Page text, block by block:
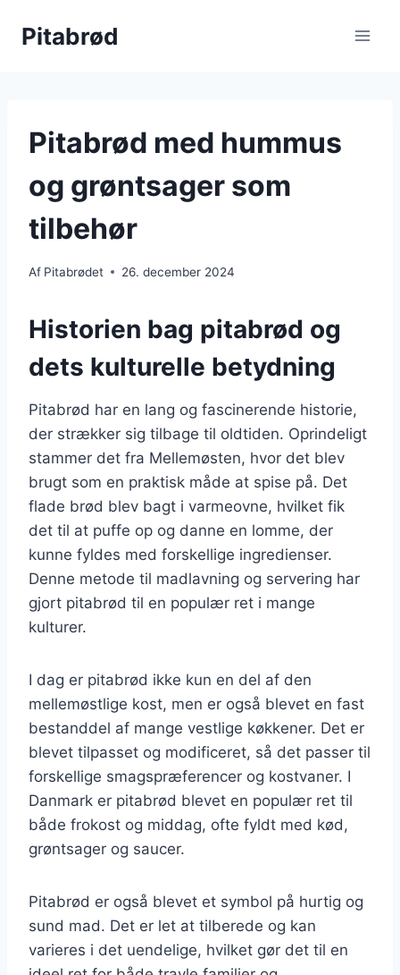
Pitabrød
Pitabrød med hummus
og grøntsager som
tilbehør
Af Pitabrødet 26. december 2024
Historien bag pitabrød og
dets kulturelle betydning
Pitabrød har en lang og fascinerende historie,
der strækker sig tilbage til oldtiden. Oprindeligt
stammer det fra Mellemøsten, hvor det blev
brugt som en praktisk måde at spise på. Det
flade brød blev bagt i varmeovne, hvilket fik
det til at puffe op og danne en lomme, der
kunne fyldes med forskellige ingredienser.
Denne metode til madlavning og servering har
gjort pitabrød til en populær ret i mange
kulturer.
I dag er pitabrød ikke kun en del af den
mellemøstlige kost, men er også blevet en fast
bestanddel af mange vestlige køkkener. Det er
blevet tilpasset og modificeret, så det passer til
forskellige smagspræferencer og kostvaner. I
Danmark er pitabrød blevet en populær ret til
både frokost og middag, ofte fyldt med kød,
grøntsager og saucer.
Pitabrød er også blevet et symbol på hurtig og
sund mad. Det er let at tilberede og kan
varieres i det uendelige, hvilket gør det til en